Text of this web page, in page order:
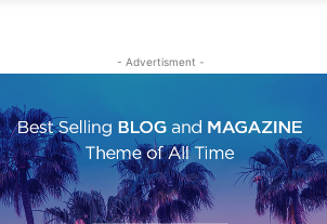
- Advertisment -